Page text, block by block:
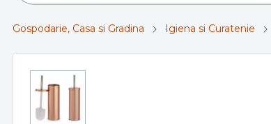
Gospodarie, Casa si Gradina Igiena si Curatenie